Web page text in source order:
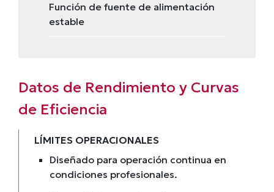
Función de fuente de alimentación
estable
Datos de Rendimiento y Curvas
de Eficiencia
LÍMITES OPERACIONALES
Diseñado para operación continua en
condiciones profesionales.